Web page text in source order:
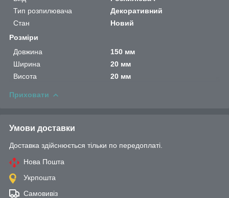
Тип розпилювача
Декоративний
Стан
Новий
Розміри
Довжина
150 мм
Ширина
20 мм
Висота
20 мм
Приховати
Умови доставки
Доставка здійснюється тільки по передоплаті.
Нова Пошта
Укрпошта
Самовивіз